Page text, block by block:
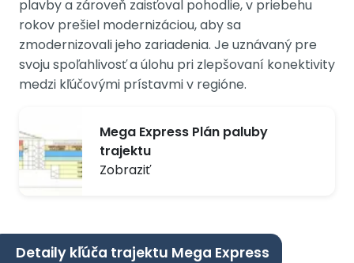
plavby a zároveň zaisťoval pohodlie, v priebehu
rokov prešiel modernizáciou, aby sa
zmodernizovali jeho zariadenia. Je uznávaný pre
svoju spoľahlivosť a úlohu pri zlepšovaní konektivity
medzi kľúčovými prístavmi v regióne.
Mega Express Plán paluby
trajektu
Zobraziť
Detaily kľúča trajektu Mega Express